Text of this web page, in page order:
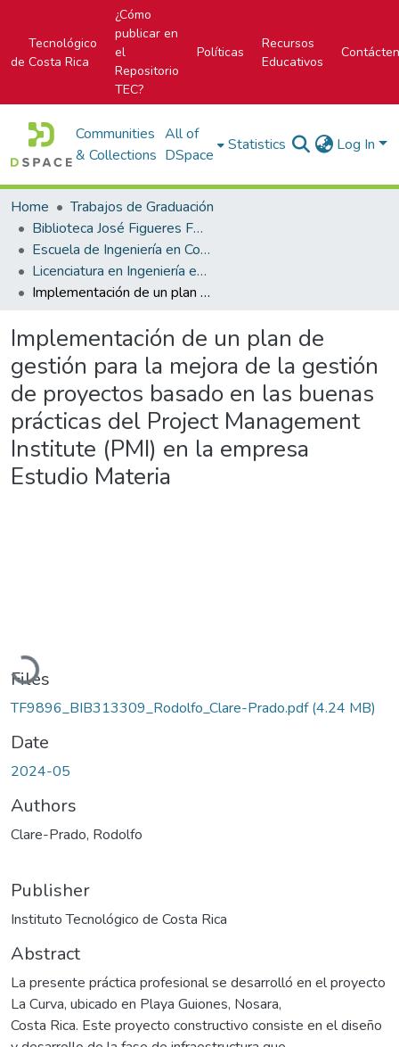
Tecnológico
de Costa Rica
¿Cómo
publicar en
el
Repositorio
TEC?
Políticas
Recursos
Educativos
Communities
& Collections
All of
DSpace
Statistics Log In
Home
Trabajos de Graduación
Biblioteca José Figueres Ferrer
Escuela de Ingeniería en Construcción
Licenciatura en Ingeniería en Construcción
Implementación de un plan de gestión para la mejora de la gestión de proyectos basado en las buenas prácticas del Project Management Institute (PMI) en la empresa Estudio Materia
Implementación de un plan de
gestión para la mejora de la gestión
de proyectos basado en las buenas
prácticas del Project Management
Institute (PMI) en la empresa
Estudio Materia
Loading...
Files
TF9896_BIB313309_Rodolfo_Clare-Prado.pdf(4.24 MB)
Date
2024-05
Authors
Clare-Prado, Rodolfo
Publisher
Instituto Tecnológico de Costa Rica
Abstract
La presente práctica profesional se desarrolló en el proyecto
La Curva, ubicado en Playa Guiones, Nosara,
Costa Rica. Este proyecto constructivo consiste en el diseño